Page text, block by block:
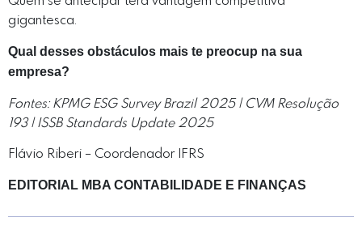
gigantesca.
Qual desses obstáculos mais te preocup na sua
empresa?
Fontes: KPMG ESG Survey Brazil 2025 | CVM Resolução
193 | ISSB Standards Update 2025
Flávio Riberi – Coordenador IFRS
EDITORIAL MBA CONTABILIDADE E FINANÇAS